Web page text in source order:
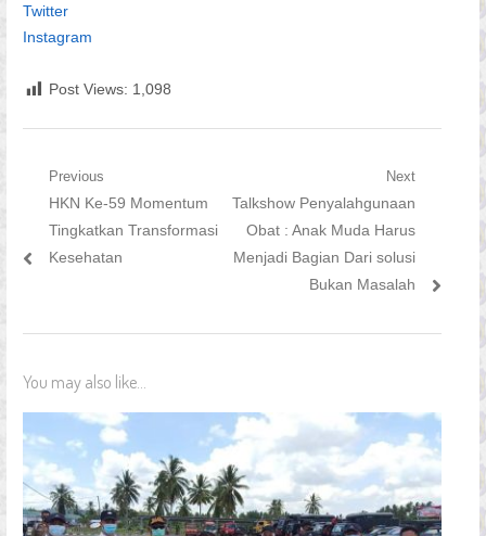
Twitter
Instagram
Post Views: 1,098
Navigasi
pos
Previous
Previous
post:
HKN Ke-59 Momentum
Tingkatkan Transformasi
Kesehatan
Next
Next
post:
Talkshow Penyalahgunaan
Obat : Anak Muda Harus
Menjadi Bagian Dari solusi
Bukan Masalah
You may also like...